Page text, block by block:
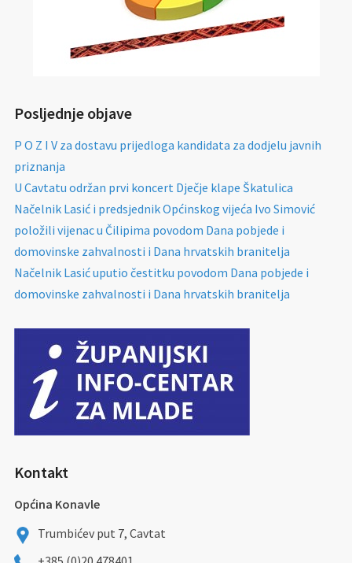
Posljednje objave
P O Z I V za dostavu prijedloga kandidata za dodjelu javnih
priznanja
U Cavtatu održan prvi koncert Dječje klape Škatulica
Načelnik Lasić i predsjednik Općinskog vijeća Ivo Simović
položili vijenac u Čilipima povodom Dana pobjede i
domovinske zahvalnosti i Dana hrvatskih branitelja
Načelnik Lasić uputio čestitku povodom Dana pobjede i
domovinske zahvalnosti i Dana hrvatskih branitelja
Kontakt
Općina Konavle
Trumbićev put 7, Cavtat